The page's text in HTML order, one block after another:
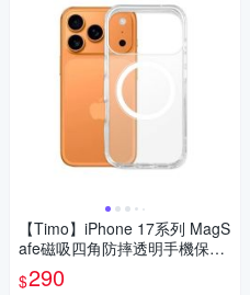
【Timo】iPhone 17系列 MagS
afe磁吸四角防摔透明手機保護
殼套
$290